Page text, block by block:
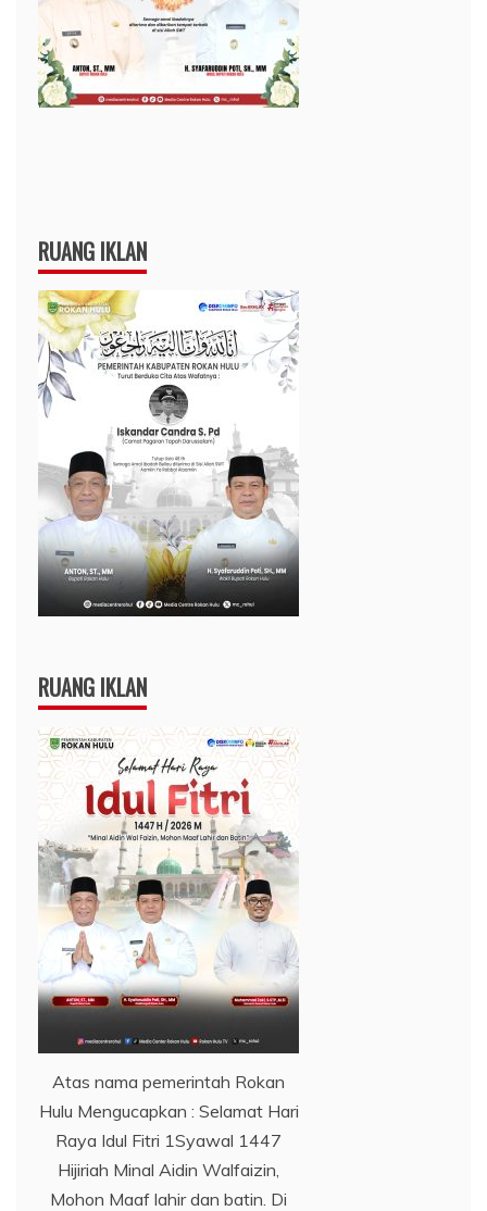
RUANG IKLAN
RUANG IKLAN
Atas nama pemerintah Rokan
Hulu Mengucapkan : Selamat Hari
Raya Idul Fitri 1Syawal 1447
Hijiriah Minal Aidin Walfaizin,
Mohon Maaf lahir dan batin. Di